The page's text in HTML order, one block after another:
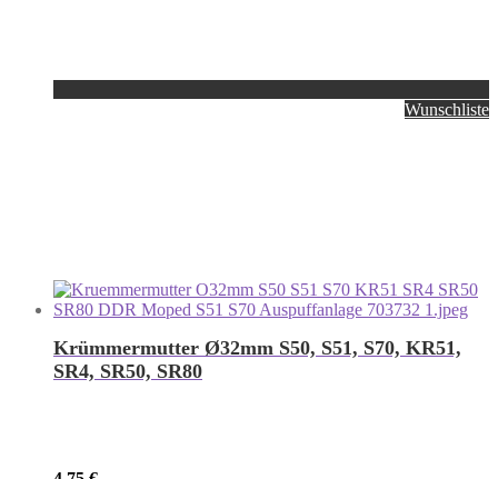
Wunschliste
Krümmermutter Ø32mm S50, S51, S70, KR51,
SR4, SR50, SR80